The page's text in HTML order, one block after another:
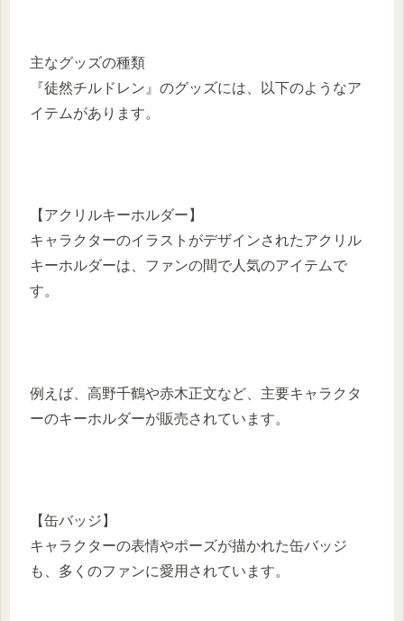
主なグッズの種類
『徒然チルドレン』のグッズには、以下のようなア
イテムがあります。
【アクリルキーホルダー】
キャラクターのイラストがデザインされたアクリル
キーホルダーは、ファンの間で人気のアイテムで
す。
例えば、高野千鶴や赤木正文など、主要キャラクタ
ーのキーホルダーが販売されています。
【缶バッジ】
キャラクターの表情やポーズが描かれた缶バッジ
も、多くのファンに愛用されています。